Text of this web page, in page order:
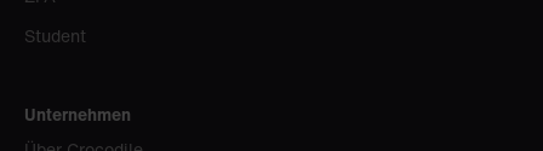
Student
Unternehmen